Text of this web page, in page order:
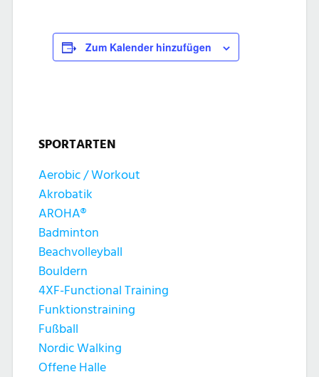
Zum Kalender hinzufügen
SPORTARTEN
Aerobic / Workout
Akrobatik
AROHA®
Badminton
Beachvolleyball
Bouldern
4XF-Functional Training
Funktionstraining
Fußball
Nordic Walking
Offene Halle